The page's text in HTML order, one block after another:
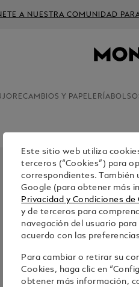
A NUESTRA COMUNIDAD
RECAMBIOS Y PAPELERÍA
Este sitio web utiliza
terceros (“Cookies”) para
correspondientes. También
Google (para obtener más
Privacidad y Condiciones de
y de terceros para
navegación del usuario
acuerdo con las
Para cambiar o retirar su
Cookies, haga clic en
obtener más información,